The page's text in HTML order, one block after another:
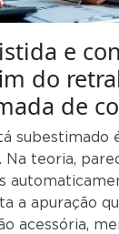
e
do
de
subestimado
Na teoria,
a apuração
acessória,